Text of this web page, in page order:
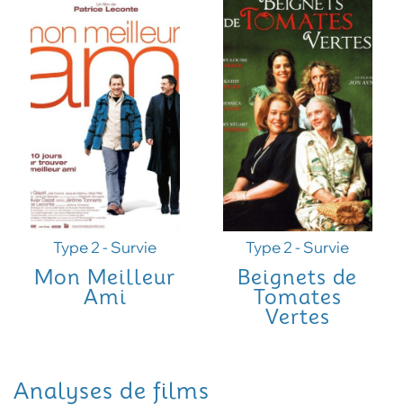
Type 2 - Survie
Mon Meilleur
Ami
Type 2 - Survie
Beignets de
Tomates
Vertes
Analyses de films